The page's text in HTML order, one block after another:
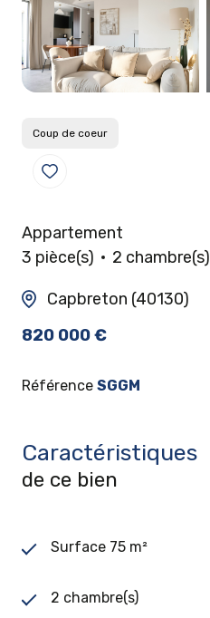
Coup de coeur
Appartement
3 pièce(s)
2 chambre(s)
Capbreton (40130)
820 000 €
Référence SGGM
Caractéristiques
de ce bien
Surface 75 m²
2 chambre(s)